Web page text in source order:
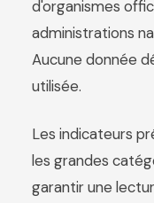
d'organismes
administrations
Aucune donnée
utilisée.
Les indicateurs
les grandes
garantir une